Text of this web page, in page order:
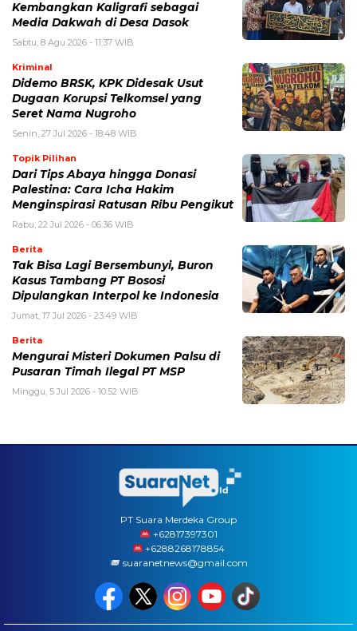
Kembangkan Kaligrafi sebagai
Media Dakwah di Desa Dasok
Sabtu, 8 Agu 2026 - 11:37 WIB
Kriminal
Didemo BRSK, KPK Didesak Usut
Dugaan Korupsi Telkomsel yang
Seret Nama Nugroho
Senin, 27 Jul 2026 - 18:48 WIB
Topik Pilihan
Dari Tips Abaya hingga Donasi
Palestina: Cara Icha Hakim
Menginspirasi Ratusan Ribu Pengikut
Rabu, 22 Jul 2026 - 06:36 WIB
Berita
Tak Bisa Lagi Bersembunyi, Buron
Kasus Tambang PT Bososi
Dipulangkan Interpol ke Indonesia
Jumat, 17 Jul 2026 - 23:49 WIB
Berita
Mengurai Misteri Dokumen Palsu di
Pusaran Timah Ilegal PT MSP
Minggu, 5 Jul 2026 - 10:52 WIB
PT Suara Merdeka Group
‪+62817397301
+6288268178854
suaranetnews@gmail.com